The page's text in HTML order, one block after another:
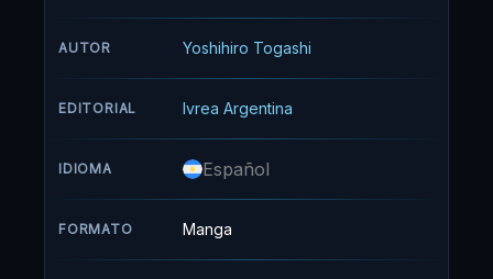
pequeño. Así es como este muchacho
emprende la travesía por mar y tierra para
AUTOR Yoshihiro Togashi
EDITORIAL Ivrea Argentina
IDIOMA Español
FORMATO Manga